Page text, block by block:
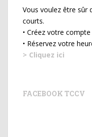
Vous voulez être sûr
courts.
• Créez votre
• Réservez votre
> Cliquez ici
FACEBOOK TCCV